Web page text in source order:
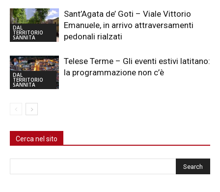
DAL
TERRITORIO
SANNITA
Sant’Agata de’ Goti – Viale Vittorio
Emanuele, in arrivo attraversamenti
pedonali rialzati
DAL
TERRITORIO
SANNITA
Telese Terme – Gli eventi estivi latitano:
la programmazione non c’è
Cerca nel sito